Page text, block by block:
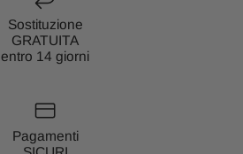
Sostituzione
GRATUITA
entro 14 giorni
Pagamenti